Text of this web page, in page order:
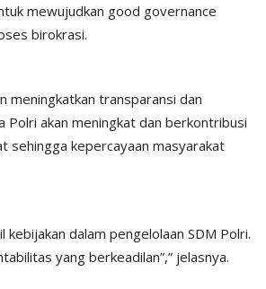
mewujudkan good governance
birokrasi.
meningkatkan transparansi dan
akan meningkat dan berkontribusi
sehingga kepercayaan masyarakat
dalam pengelolaan SDM Polri.
yang berkeadilan”,” jelasnya.
Charles : Kegiatan Polri Untuk
Aksi Premanisme...